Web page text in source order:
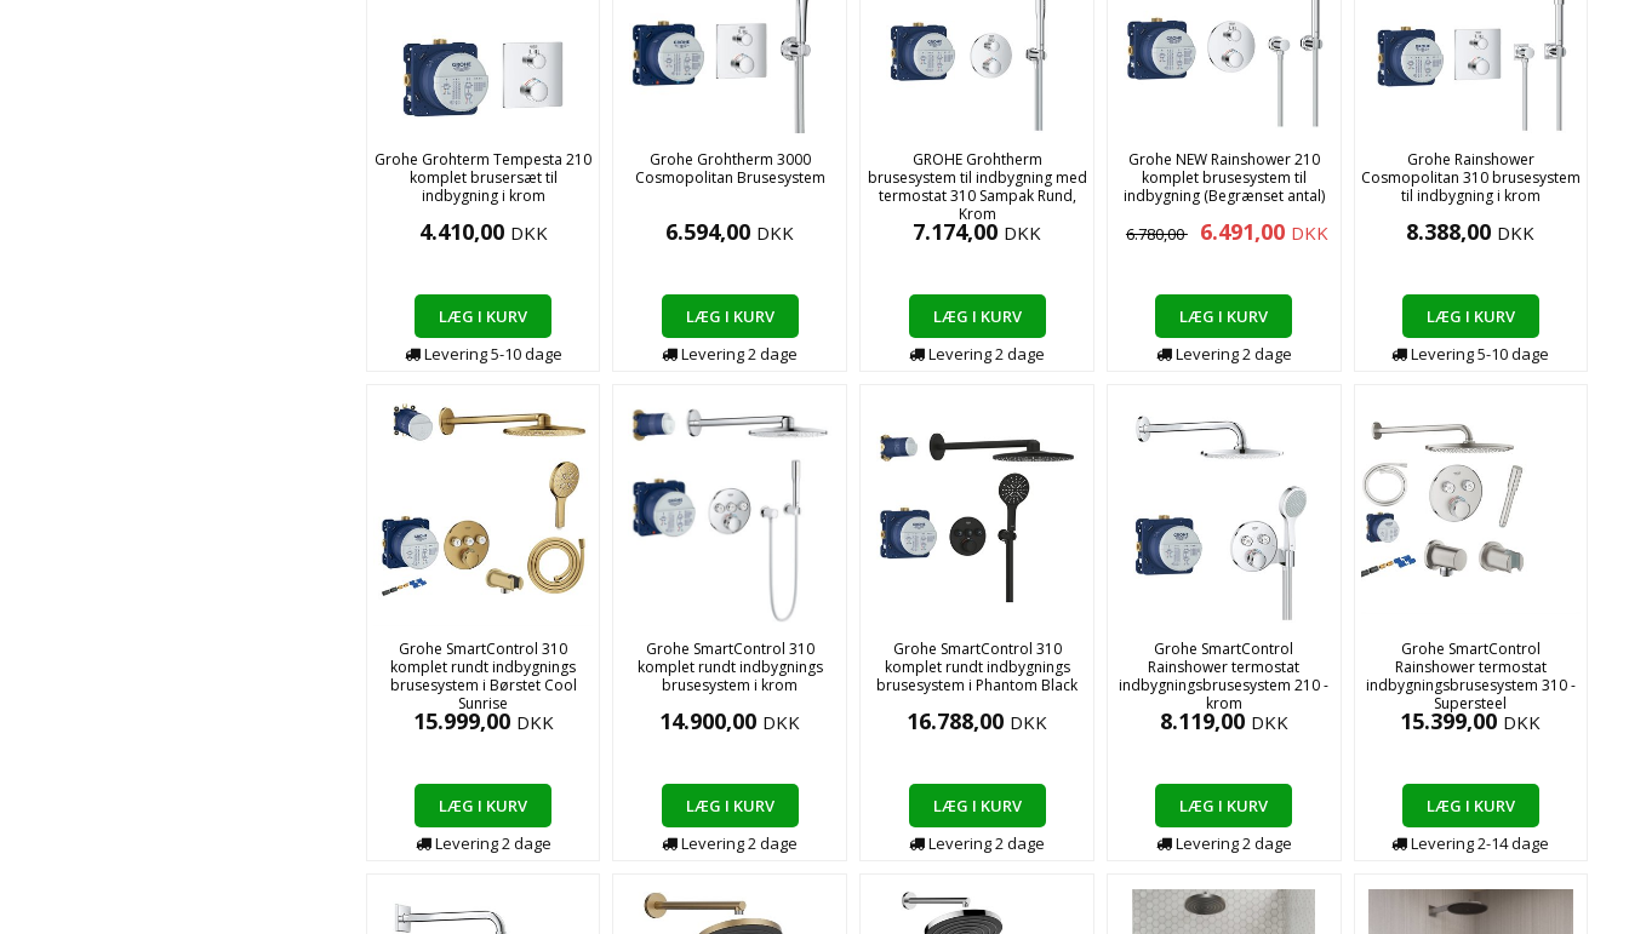
Grohe Grohterm Tempesta 210
komplet brusersæt til
indbygning i krom
4.410,00 DKK
LÆG I KURV
Levering5-10dage
Grohe Grohtherm 3000
Cosmopolitan Brusesystem
6.594,00 DKK
LÆG I KURV
Levering2dage
GROHE Grohtherm
brusesystem til indbygning med
termostat 310 Sampak Rund,
Krom
7.174,00 DKK
LÆG I KURV
Levering2dage
Grohe NEW Rainshower 210
komplet brusesystem til
indbygning (Begrænset antal)
6.780,00 6.491,00 DKK
LÆG I KURV
Levering2dage
Grohe Rainshower
Cosmopolitan 310 brusesystem
til indbygning i krom
8.388,00 DKK
LÆG I KURV
Levering5-10dage
Grohe SmartControl 310
komplet rundt indbygnings
brusesystem i Børstet Cool
Sunrise
15.999,00 DKK
LÆG I KURV
Levering2dage
Grohe SmartControl 310
komplet rundt indbygnings
brusesystem i krom
14.900,00 DKK
LÆG I KURV
Levering2dage
Grohe SmartControl 310
komplet rundt indbygnings
brusesystem i Phantom Black
16.788,00 DKK
LÆG I KURV
Levering2dage
Grohe SmartControl
Rainshower termostat
indbygningsbrusesystem 210 -
krom
8.119,00 DKK
LÆG I KURV
Levering2dage
Grohe SmartControl
Rainshower termostat
indbygningsbrusesystem 310 -
Supersteel
15.399,00 DKK
LÆG I KURV
Levering2-14dage